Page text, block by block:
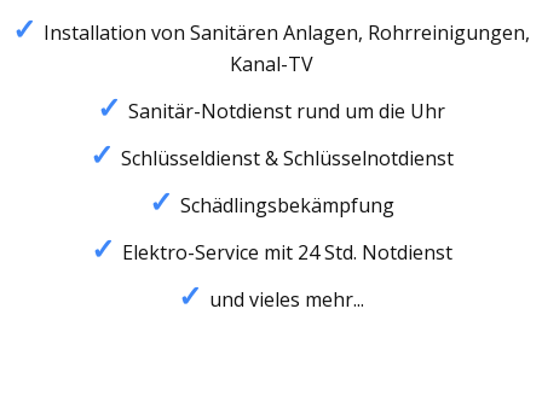
Installation von Sanitären Anlagen, Rohrreinigungen,
Kanal-TV
Sanitär-Notdienst rund um die Uhr
Schlüsseldienst & Schlüsselnotdienst
Schädlingsbekämpfung
Elektro-Service mit 24 Std. Notdienst
und vieles mehr...